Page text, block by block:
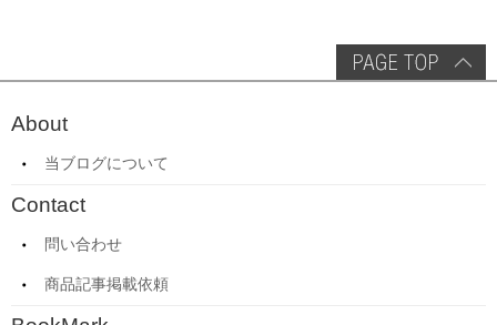
About
当ブログについて
Contact
問い合わせ
商品記事掲載依頼